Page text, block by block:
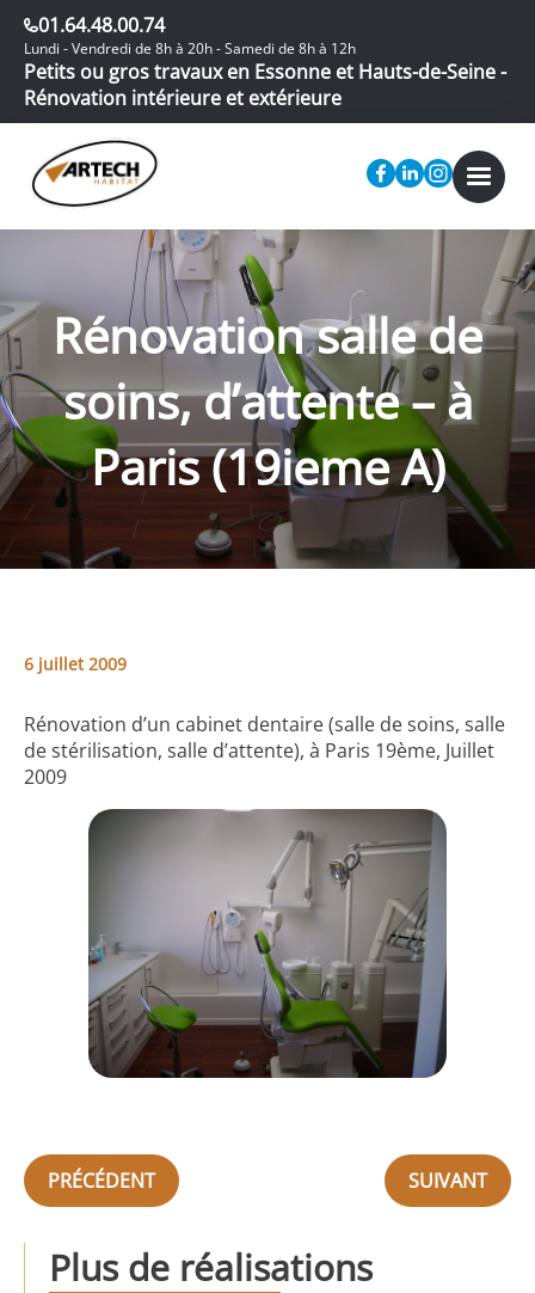
01.64.48.00.74
Lundi - Vendredi de 8h à 20h - Samedi de 8h à 12h
Petits ou gros travaux en Essonne et Hauts-de-Seine -
Rénovation intérieure et extérieure
Rénovation salle de
soins, d’attente – à
Paris (19ieme A)
6 juillet 2009
Rénovation d’un cabinet dentaire (salle de soins, salle
de stérilisation, salle d’attente), à Paris 19ème, Juillet
2009
PRÉCÉDENT SUIVANT
Plus de réalisations